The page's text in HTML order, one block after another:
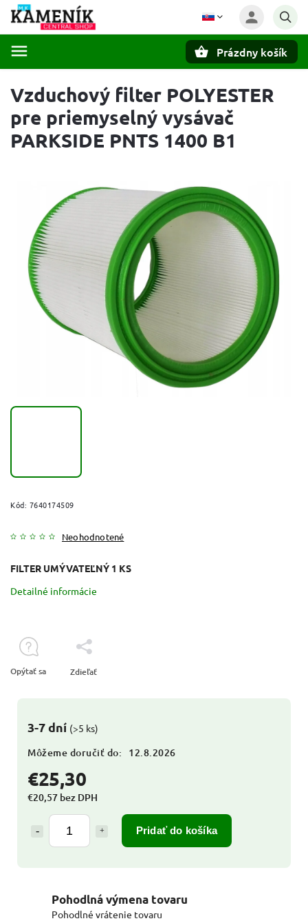
Prázdny košík
Vzduchový filter POLYESTER
pre priemyselný vysávač
PARKSIDE PNTS 1400 B1
Kód: 7640174509
Neohodnotené
€25,30
€20,57 bez DPH
Pridať do košíka
3-7 dní (>5 ks)
Môžeme doručiť do: 12.8.2026
FILTER UMÝVATEĽNÝ 1 KS
Detailné informácie
Opýtať sa Zdieľať
Pohodlná výmena tovaru
Pohodlné vrátenie tovaru